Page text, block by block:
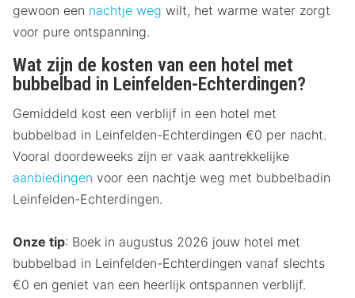
gewoon een nachtje weg wilt, het warme water zorgt
voor pure ontspanning.
Wat zijn de kosten van een hotel met
bubbelbad in Leinfelden-Echterdingen?
Gemiddeld kost een verblijf in een hotel met
bubbelbad in Leinfelden-Echterdingen €0 per nacht.
Vooral doordeweeks zijn er vaak aantrekkelijke
aanbiedingen voor een nachtje weg met bubbelbadin
Leinfelden-Echterdingen.
Onze tip: Boek in augustus 2026 jouw hotel met
bubbelbad in Leinfelden-Echterdingen vanaf slechts
€0 en geniet van een heerlijk ontspannen verblijf.